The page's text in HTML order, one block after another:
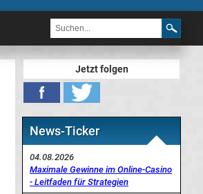
Jetzt folgen
News-Ticker
04.08.2026
Maximale Gewinne im Online-Casino
- Leitfaden für Strategien